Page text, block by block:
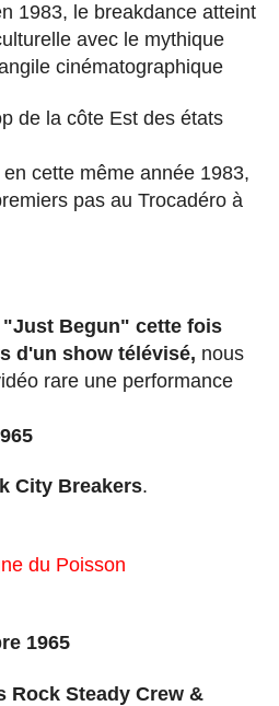
1983, le breakdance atteint
avec le mythique
cinématographique
de la côte Est des états
cette même année 1983,
pas au Trocadéro à
"Just Begun" cette fois
d'un show télévisé, nous
rare une performance
City Breakers.
du Poisson
1965
Rock Steady Crew &